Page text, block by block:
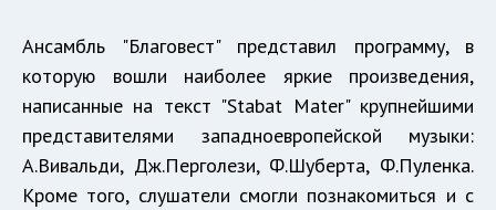
Ансамбль "Благовест" представил программу, в
которую вошли наиболее яркие произведения,
написанные на текст "Stabat Mater" крупнейшими
представителями западноевропейской музыки:
А.Вивальди, Дж.Перголези, Ф.Шуберта, Ф.Пуленка.
Кроме того, слушатели смогли познакомиться и с